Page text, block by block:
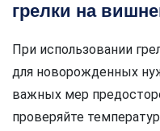
грелки на
При использовании
для новорожденных
важных мер
проверяйте